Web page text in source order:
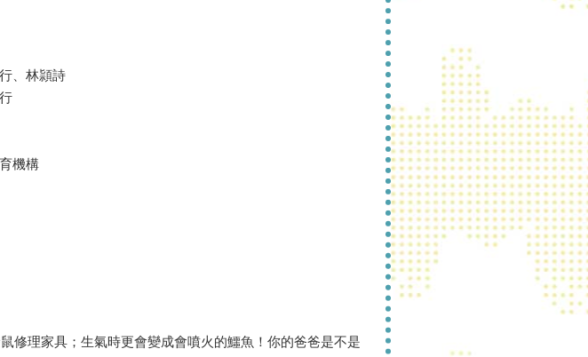
、林頴詩
機構
修理家具；生氣時更會變成會噴火的鱷魚！你的爸爸是不是